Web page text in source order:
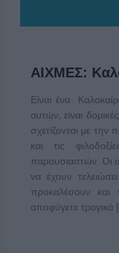
ΑΙΧΜΕΣ:
Είναι ένα
αυτών, είναι
σχετίζονται με
και τις
παρουσιαστών. Οι
να έχουν
προκαλέσουν και
αποφύγετε